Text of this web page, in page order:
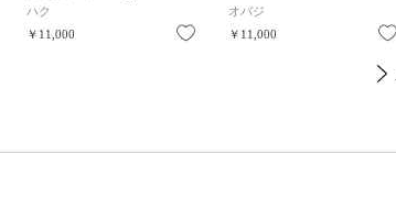
お気に入り
ハク
￥11,000
お気に入り
オバジ
￥11,000